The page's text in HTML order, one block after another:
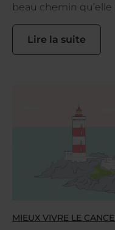
beau chemin qu’elle
Lire la suite
MIEUX VIVRE LE